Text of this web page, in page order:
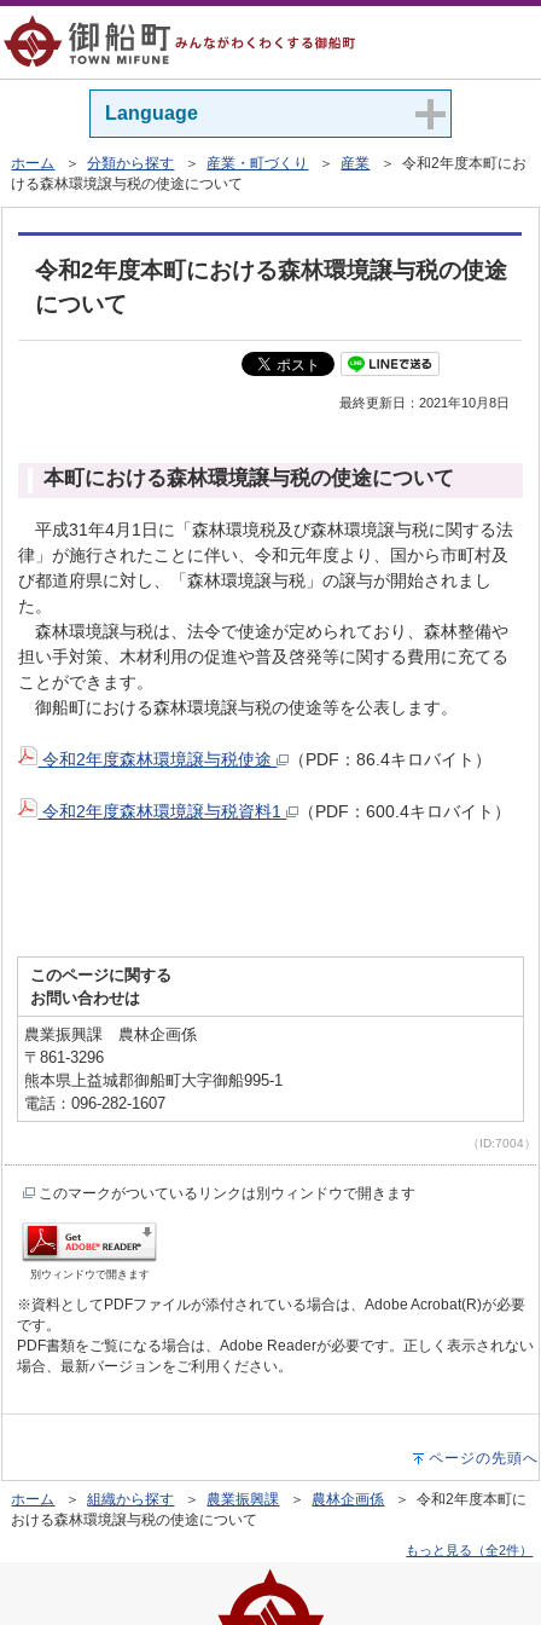
Language
ホーム ＞分類から探す ＞ 産業・町づくり ＞ 産業 ＞ 令和2年度本町にお
ける森林環境譲与税の使途について
令和2年度本町における森林環境譲与税の使途
について
最終更新日：2021年10月8日
本町における森林環境譲与税の使途について
平成31年4月1日に「森林環境税及び森林環境譲与税に関する法
律」が施行されたことに伴い、令和元年度より、国から市町村及
び都道府県に対し、「森林環境譲与税」の譲与が開始されまし
た。
森林環境譲与税は、法令で使途が定められており、森林整備や
担い手対策、木材利用の促進や普及啓発等に関する費用に充てる
ことができます。
御船町における森林環境譲与税の使途等を公表します。
令和2年度森林環境譲与税使途 （PDF：86.4キロバイト）
令和2年度森林環境譲与税資料1 （PDF：600.4キロバイト）
このページに関する
お問い合わせは
農業振興課 農林企画係
〒861-3296
熊本県上益城郡御船町大字御船995-1
電話：096-282-1607
（ID:7004）
このマークがついているリンクは別ウィンドウで開きます
別ウィンドウで開きます
※資料としてPDFファイルが添付されている場合は、Adobe Acrobat(R)が必要
です。
PDF書類をご覧になる場合は、Adobe Readerが必要です。正しく表示されない
場合、最新バージョンをご利用ください。
ページの先頭へ
ホーム ＞組織から探す ＞ 農業振興課 ＞ 農林企画係 ＞ 令和2年度本町に
おける森林環境譲与税の使途について
もっと見る（全2件）